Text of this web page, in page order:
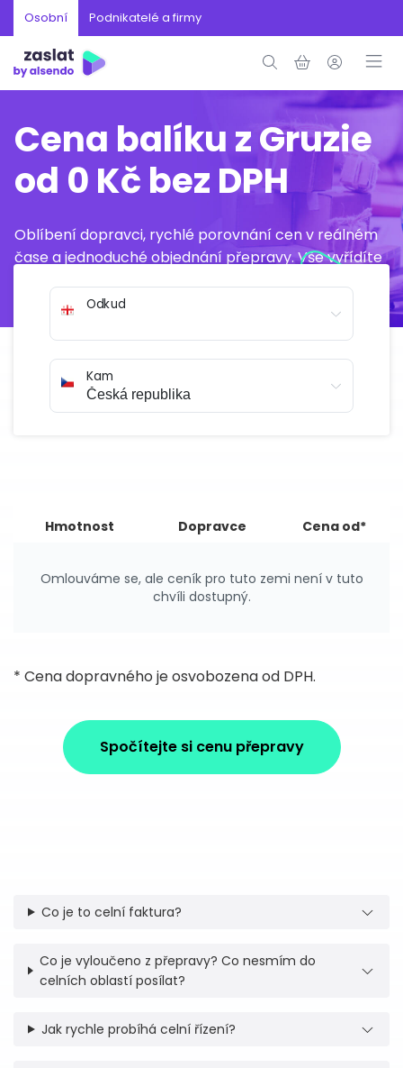
Osobní Podnikatelé a firmy
Cena balíku z Gruzie
od 0 Kč bez DPH
Oblíbení dopravci, rychlé porovnání cen v reálném
čase a jednoduché objednání přepravy. Vše vyřídíte
Odkud
Kam
Hmotnost Dopravce Cena od*
Omlouváme se, ale ceník pro tuto zemi není v tuto
chvíli dostupný.
* Cena dopravného je osvobozena od DPH.
Spočítejte si cenu přepravy
Co je to celní faktura?
Co je vyloučeno z přepravy? Co nesmím do
celních oblastí posílat?
Jak rychle probíhá celní řízení?